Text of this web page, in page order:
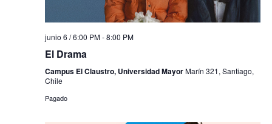
junio 6 / 6:00 PM-8:00 PM
El Drama
Campus El Claustro, Universidad MayorMarín 321, Santiago,
Chile
Pagado